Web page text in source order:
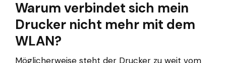
Warum verbindet sich mein
Drucker nicht mehr mit dem
WLAN?
Möglicherweise steht der Drucker zu weit vom